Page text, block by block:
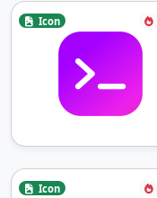
Icon
Icon